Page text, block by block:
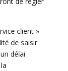
client »
de saisir
délai